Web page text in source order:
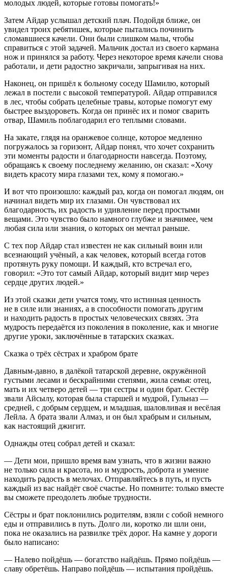
молодых людей, которые готовы помогать!»
Затем Айдар услышал детский плач. Подойдя ближе, он
увидел троих ребятишек, которые пытались починить
сломавшиеся качели. Они были слишком малы, чтобы
справиться с этой задачей. Мальчик достал из своего кармана
нож и принялся за работу. Через некоторое время качели снова
работали, и дети радостно закричали, запрыгивая на них.
Наконец, он пришёл к больному соседу Шамилю, который
лежал в постели с высокой температурой. Айдар отправился
в лес, чтобы собрать целебные травы, которые помогут ему
быстрее выздороветь. Когда он принёс их и помог сварить
отвар, Шамиль поблагодарил его теплыми словами.
На закате, глядя на оранжевое солнце, которое медленно
погружалось за горизонт, Айдар понял, что хочет сохранить
эти моменты радости и благодарности навсегда. Поэтому,
обращаясь к своему последнему желанию, он сказал: «Хочу
видеть красоту мира глазами тех, кому я помогаю.»
И вот что произошло: каждый раз, когда он помогал людям, он
начинал видеть мир их глазами. Он чувствовал их
благодарность, их радость и удивление перед простыми
вещами. Это чувство было намного глубже и значимее, чем
любая сила или знания, о которых он мечтал раньше.
С тех пор Айдар стал известен не как сильный воин или
всезнающий учёный, а как человек, который всегда готов
протянуть руку помощи. И каждый, кто встречал его,
говорил: «Это тот самый Айдар, который видит мир через
сердце других людей.»
Из этой сказки дети учатся тому, что истинная ценность
не в силе или знаниях, а в способности помогать другим
и находить радость в простых человеческих связях. Эта
мудрость передаётся из поколения в поколение, как и многие
другие уроки, заключённые в татарских сказках.
Сказка о трёх сёстрах и храбром брате
Давным-давно, в далёкой татарской деревне, окружённой
густыми лесами и бескрайними степями, жила семья: отец,
мать и их четверо детей — три сестры и один брат. Сестёр
звали Айсылу, которая была старшей и мудрой, Гульназ —
средней, с добрым сердцем, и младшая, шаловливая и весёлая
Лейла. А брата звали Алмаз, и он был храбрым и сильным,
как настоящий джигит.
Однажды отец собрал детей и сказал:
— Дети мои, пришло время вам узнать, что в жизни важно
не только сила и красота, но и мудрость, доброта и умение
находить радость в мелочах. Отправляйтесь в путь, и пусть
каждый из вас найдёт своё счастье. Но помните: только вместе
вы сможете преодолеть любые трудности.
Сёстры и брат поклонились родителям, взяли с собой немного
еды и отправились в путь. Долго ли, коротко ли шли они,
пока не оказались на развилке трёх дорог. На камне у дороги
было написано:
— Налево пойдёшь — богатство найдёшь. Прямо пойдёшь —
славу обретёшь. Направо пойдёшь — испытания пройдёшь.